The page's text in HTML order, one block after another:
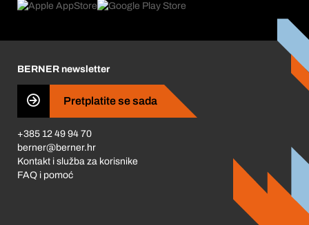
Što nas pokreće
Business Conduct
BERNER newsletter
Pretplatite se sada
+385 12 49 94 70
berner@berner.hr
Kontakt i služba za korisnike
FAQ i pomoć